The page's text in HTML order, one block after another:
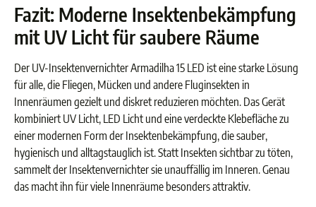
Fazit: Moderne Insektenbekämpfung
mit UV Licht für saubere Räume
Der UV-Insektenvernichter Armadilha 15 LED ist eine starke Lösung
für alle, die Fliegen, Mücken und andere Fluginsekten in
Innenräumen gezielt und diskret reduzieren möchten. Das Gerät
kombiniert UV Licht, LED Licht und eine verdeckte Klebefläche zu
einer modernen Form der Insektenbekämpfung, die sauber,
hygienisch und alltagstauglich ist. Statt Insekten sichtbar zu töten,
sammelt der Insektenvernichter sie unauffällig im Inneren. Genau
das macht ihn für viele Innenräume besonders attraktiv.